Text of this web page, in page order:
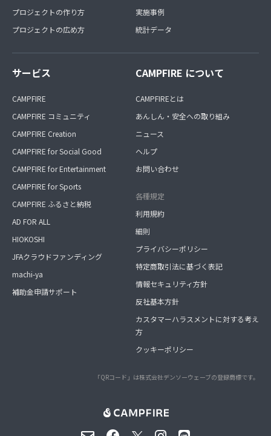
プロジェクトの作り方
プロジェクトの広め方
実施事例
統計データ
サービス
CAMPFIRE
CAMPFIRE コミュニティ
CAMPFIRE Creation
CAMPFIRE for Social Good
CAMPFIRE for Entertainment
CAMPFIRE for Sports
CAMPFIRE ふるさと納税
AD FOR ALL
HIOKOSHI
JFAクラウドファンディング
machi-ya
補助金申請サポート
CAMPFIRE について
CAMPFIREとは
あんしん・安全への取り組み
ニュース
ヘルプ
お問い合わせ
各種規定
利用規約
細則
プライバシーポリシー
特定商取引法に基づく表記
情報セキュリティ方針
反社基本方針
カスタマーハラスメントに対する考え
方
クッキーポリシー
「QRコード」は株式会社デンソーウェーブの登録商標です。